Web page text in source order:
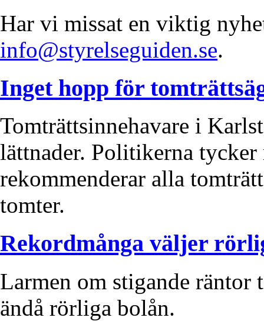
Har vi missat en viktig
info@styrelseguiden.se.
Inget hopp för
Tomträttsinnehavare i
lättnader. Politikerna
rekommenderar alla
tomter.
Rekordmånga väljer
Larmen om stigande
ändå rörliga bolån.